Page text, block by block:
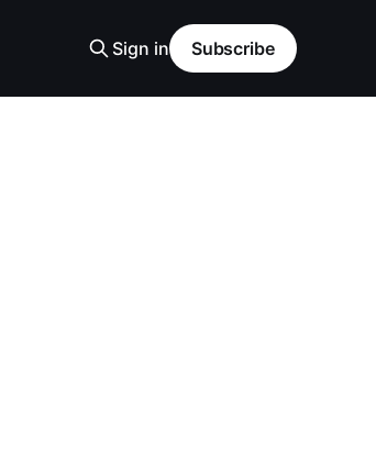
Sign in Subscribe